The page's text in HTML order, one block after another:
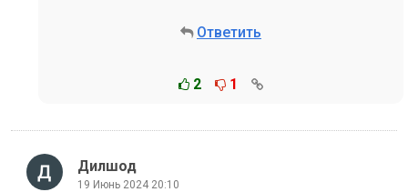
Ответить
2 1
Дилшод
19 Июнь 2024 20:10